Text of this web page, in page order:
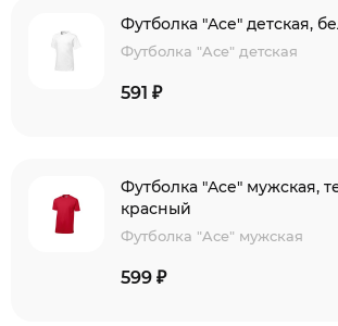
Футболка "Ace" детская,
Футболка "Ace" детская
591 ₽
Футболка "Ace" мужская,
красный
Футболка "Ace" мужская
599 ₽